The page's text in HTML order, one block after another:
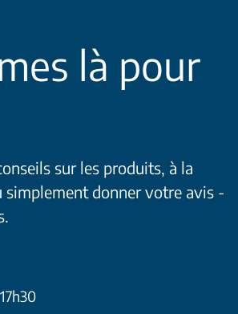
là pour
sur les produits, à la
simplement donner votre avis -